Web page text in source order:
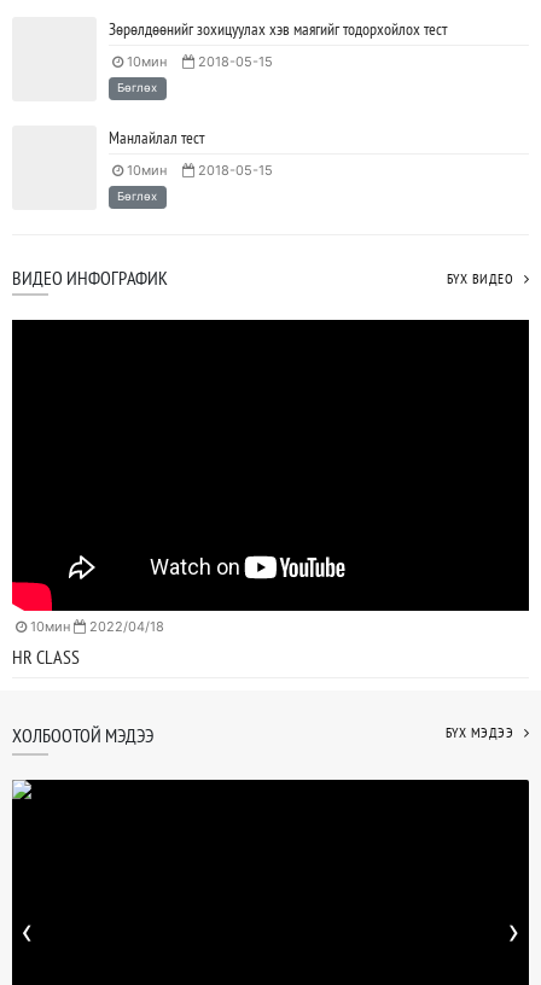
Зөрөлдөөнийг зохицуулах хэв маягийг тодорхойлох тест
10мин 2018-05-15
Бөглөх
Манлайлал тест
10мин 2018-05-15
Бөглөх
ВИДЕО ИНФОГРАФИК БҮХ ВИДЕО
10мин 2022/04/18
HR CLASS
ХОЛБООТОЙ МЭДЭЭ БҮХ МЭДЭЭ
‹ ›